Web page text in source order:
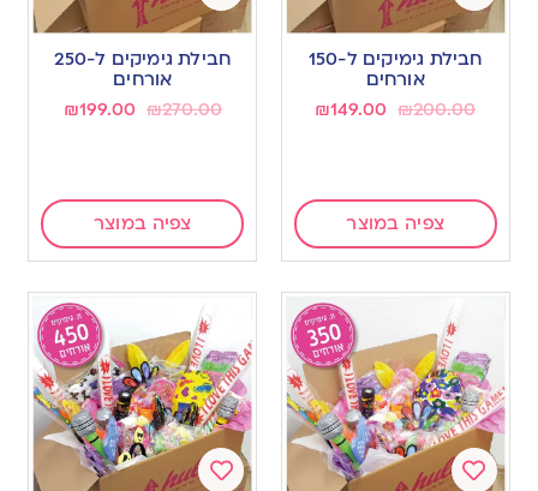
Add
to
חבילת גימיקים ל-150
אורחים
₪200.00
₪149.00
צפיה במוצר
Add
to
חבילת גימיקים ל-250
אורחים
₪270.00
₪199.00
צפיה במוצר